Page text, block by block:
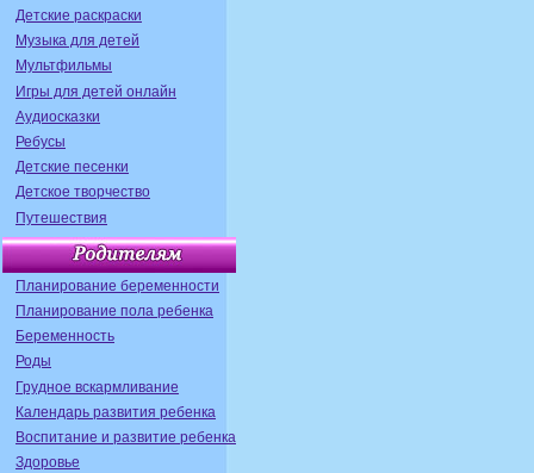
Детские раскраски
Музыка для детей
Мультфильмы
Игры для детей онлайн
Аудиосказки
Ребусы
Детские песенки
Детское творчество
Путешествия
Планирование беременности
Планирование пола ребенка
Беременность
Роды
Грудное вскармливание
Календарь развития ребенка
Воспитание и развитие ребенка
Здоровье